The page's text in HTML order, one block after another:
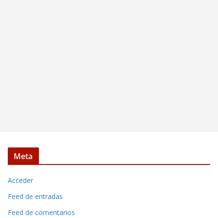
Meta
Acceder
Feed de entradas
Feed de comentarios